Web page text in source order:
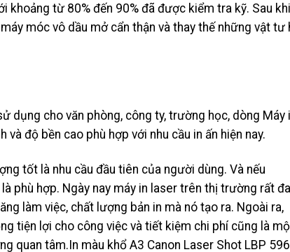
khoảng từ 80% đến 90% đã được kiểm tra kỹ. Sau khi
móc vô dầu mở cẩn thận và thay thế những vật tư
dụng cho văn phòng, công ty, trường học, dòng Máy
độ bền cao phù hợp với nhu cầu in ấn hiện nay.
tốt là nhu cầu đầu tiên của người dùng. Và nếu
phù hợp. Ngày nay máy in laser trên thị trường rất đa
làm việc, chất lượng bản in mà nó tạo ra. Ngoài ra,
tiện lợi cho công việc và tiết kiệm chi phí cũng là
quan tâm.In màu khổ A3 Canon Laser Shot LBP